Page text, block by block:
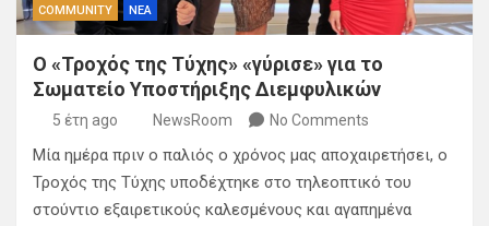
COMMUNITY ΝΕΑ
Ο «Τροχός της Τύχης» «γύρισε» για το
Σωματείο Υποστήριξης Διεμφυλικών
5 έτη ago NewsRoom No Comments
Μία ημέρα πριν ο παλιός ο χρόνος μας αποχαιρετήσει, ο
Τροχός της Τύχης υποδέχτηκε στο τηλεοπτικό του
στούντιο εξαιρετικούς καλεσμένους και αγαπημένα